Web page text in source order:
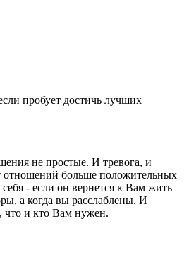
пробует достичь лучших
не простые. И тревога, и
отношений больше положительных
- если он вернется к Вам жить
а когда вы расслаблены. И
что и кто Вам нужен.